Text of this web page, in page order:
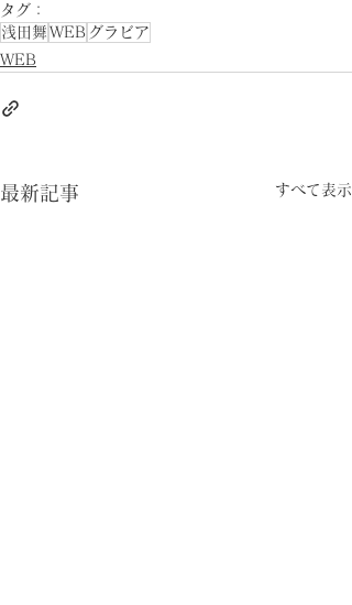
タグ：
浅田舞 WEB グラビア
WEB
最新記事 すべて表示